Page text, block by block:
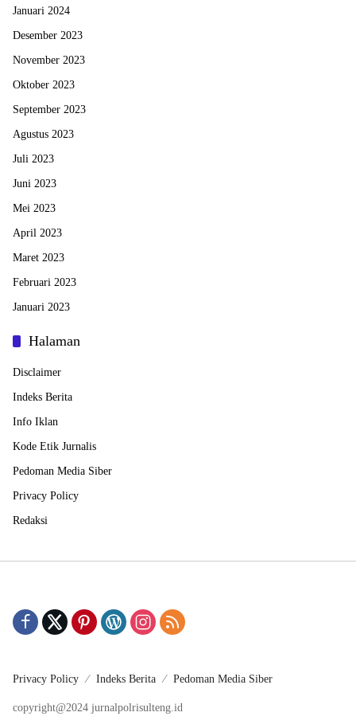
Januari 2024
Desember 2023
November 2023
Oktober 2023
September 2023
Agustus 2023
Juli 2023
Juni 2023
Mei 2023
April 2023
Maret 2023
Februari 2023
Januari 2023
Halaman
Disclaimer
Indeks Berita
Info Iklan
Kode Etik Jurnalis
Pedoman Media Siber
Privacy Policy
Redaksi
Privacy Policy Indeks Berita Pedoman Media Siber
copyright@2024 jurnalpolrisulteng.id